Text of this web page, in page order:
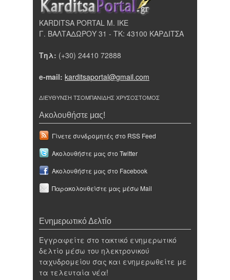
KARDITSA PORTAL Μ. ΙΚΕ
Γ. ΒΑΛΤΑΔΩΡΟΥ 31 - ΤΚ: 43100 ΚΑΡΔΙΤΣΑ
Τηλ: (+30) 24410 72888
e-mail: karditsaportal@gmail.com
ΔΙΕΥΘΥΝΣΗ ΤΣΟΜΠΑΝΙΔΗΣ ΧΡΥΣΟΣΤΟΜΟΣ
Ακολουθήστε μας!
Γίνετε συνδρομητές στο RSS Feed
Ακολουθήστε μας στο Twitter
Ακολουθήστε μας στο Facebook
Παρακολουθείστε μας μέσω Mail
Ενημερωτικό Δελτίο
Εγγραφείτε στο τακτικό ενημερωτικό
δελτίο μέσω του ηλεκτρονικού
ταχυδρομείου σας και ενημερωθείτε με
τα τελευταία νέα!